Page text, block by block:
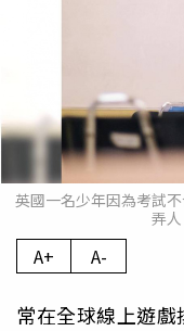
英國一名少年因為考試
弄
A+ A-
常在全球線上遊